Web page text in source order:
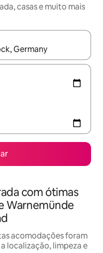
casas e muito mais
disponíveis, explore-os
com ótimas
Warnemünde
acomodações foram
localização, limpeza e